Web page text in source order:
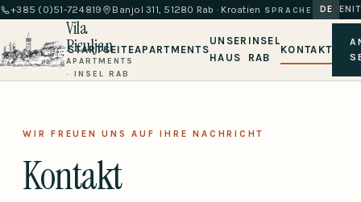
+385 (0)51-724819 Banjol 311, 51280 Rab · Kroatien SPRACHE DE ENIT
Vila
Piculjan
APARTMENTS
· INSEL RAB
STARTSEITEAPARTMENTS
UNSER
HAUS
INSEL
RAB
KONTAKT
WIR FREUEN UNS AUF IHRE NACHRICHT
Kontakt